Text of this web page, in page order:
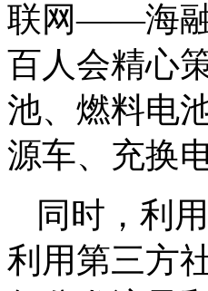
联网——海融
百人会精心
池、燃料电
源车、充换
同时，利
利用第三方